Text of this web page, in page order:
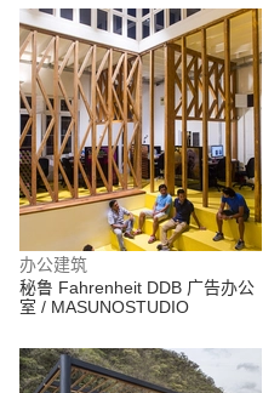
办公建筑
秘鲁 Fahrenheit DDB 广告办公
室 / MASUNOSTUDIO